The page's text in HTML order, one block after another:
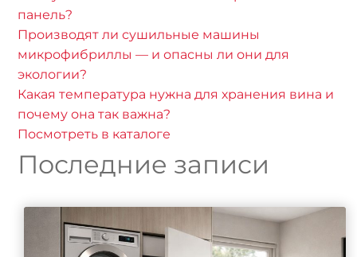
панель?
Производят ли сушильные машины
микрофибриллы — и опасны ли они для
экологии?
Какая температура нужна для хранения вина и
почему она так важна?
Посмотреть в каталоге
Последние записи